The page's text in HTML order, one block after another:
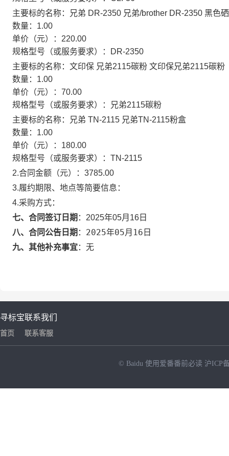
主要标的名称：
兄弟 DR-2350 兄弟/brother DR-2350 黑色
数量： 1.00
单价（元）： 220.00
规格型号（或服务要求）：
DR-2350
主要标的名称： 文印保 兄弟2115碳粉 文印保兄弟2115碳粉
数量： 1.00
单价（元）： 70.00
规格型号（或服务要求）：
兄弟2115碳粉
主要标的名称：
兄弟 TN-2115 兄弟TN-2115粉盒
数量： 1.00
单价（元）： 180.00
规格型号（或服务要求）： TN-2115
2.合同金额（元）： 3785.00
3.履约期限、地点等简要信息：
4.采购方式：
七、合同签订日期 ： 2025年05月16日
八、合同公告日期 ： 2025年05月16日
九、其他补充事宜： 无
寻标宝
首页
联系我们
联系客服
© Baidu 使用爱番番前必读 沪ICP